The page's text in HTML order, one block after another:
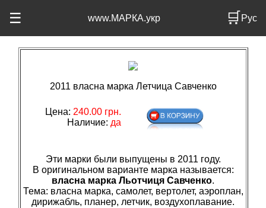
☰ www.МАРКА.укр 🛒Рус
2011 власна марка Летчица Савченко
Цена: 240.00 грн.
Наличие: да
Эти марки были выпущены в 2011 году.
В оригинальном варианте марка называется:
власна марка Льотчиця Савченко.
Тема: власна марка, самолет, вертолет, аэроплан,
дирижабль, планер, летчик, воздухоплавание.